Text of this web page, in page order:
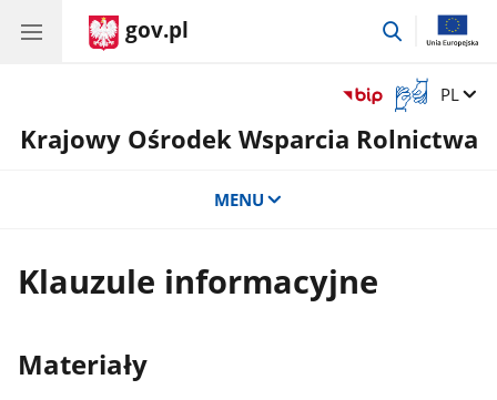
gov.pl
przejdź
Otwórz
okno
z
Zmień
PL
Krajowy Ośrodek Wsparcia Rolnictwa
MENU
Klauzule informacyjne
Materiały